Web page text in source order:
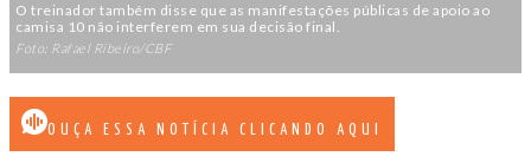
O treinador também disse que as manifestações públicas de apoio ao
camisa 10 não interferem em sua decisão final.
Foto: Rafael Ribeiro/CBF
OUÇA ESSA NOTÍCIA CLICANDO AQUI